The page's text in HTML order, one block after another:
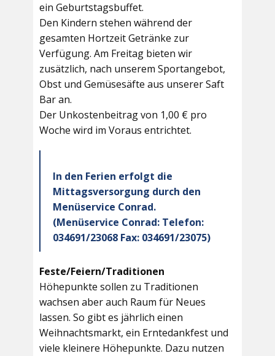
ein Geburtstagsbuffet.
Den Kindern stehen während der
gesamten Hortzeit Getränke zur
Verfügung. Am Freitag bieten wir
zusätzlich, nach unserem Sportangebot,
Obst und Gemüsesäfte aus unserer Saft
Bar an.
Der Unkostenbeitrag von 1,00 € pro
Woche wird im Voraus entrichtet.
In den Ferien erfolgt die
Mittagsversorgung durch den
Menüservice Conrad.
(Menüservice Conrad: Telefon:
034691/23068 Fax: 034691/23075)
Feste/Feiern/Traditionen
Höhepunkte sollen zu Traditionen
wachsen aber auch Raum für Neues
lassen. So gibt es jährlich einen
Weihnachtsmarkt, ein Erntedankfest und
viele kleinere Höhepunkte. Dazu nutzen